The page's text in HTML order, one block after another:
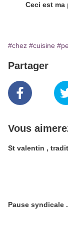
Ceci est
#chez #cuisine
Partager
Vous
St valentin ,